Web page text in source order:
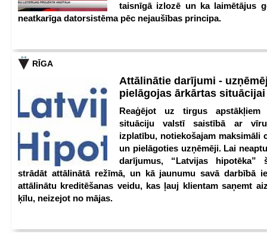
taisnīgā izlozē un ka laimētājus
neatkarīga datorsistēma pēc nejaušības principa.
RĪGA
Attālinātie darījumi -
pielāgojas ārkārtas
Reaģējot uz tirgus apstākļiem
situāciju valstī saistībā ar
izplatību, notiekošajam maksimāli
un pielāgoties uzņēmēji. Lai
darījumus, “Latvijas hipotēka”
strādāt attālinātā režīmā, un kā jaunumu savā darbībā
attālinātu kreditēšanas veidu, kas ļauj klientam saņemt
ķīlu, neizejot no mājas.